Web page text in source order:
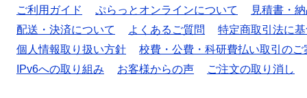
ご利用ガイド
ぷらっとオンラインについて
見積書・
配送・決済について
よくあるご質問
特定商取引法に
個人情報取り扱い方針
校費・公費・科研費払い取引のご
IPv6への取り組み
お客様からの声 ご注文の取り消し